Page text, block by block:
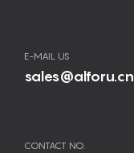
E-MAIL US
sales@alforu.cn
CONTACT NO.